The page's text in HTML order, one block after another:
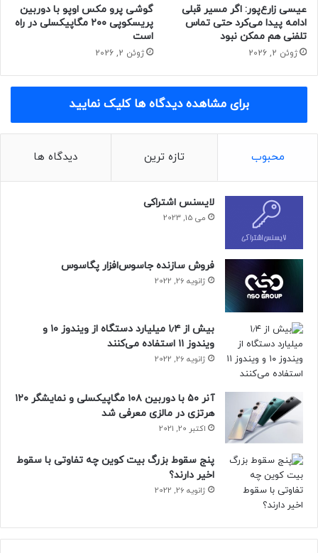
حتما بخوانید :چین مدعی دستاوردی بی‌سابقه در محاسبات
کوانتومی شد
منبع : زومیت
سخت افزار فناوری
عیسی زارع‌پور: اگر مسیر قبلی
ادامه پیدا می‌کرد حتی تماس
تلفنی هم ممکن نبود
ژوئن 2, 2026
گوشی پرو مکس اوپو با دوربین
پریسکوپی ۲۰۰ مگاپیکسلی در راه
است
ژوئن 2, 2026
برای مشاهده دیدگاه ها کلیک نمایید
محبوب تازه ترین دیدگاه ها
لایسنس اشتراکی
می 15, 2023
فروش سازنده جاسوس‌افزار پگاسوس
ژانویه 26, 2022
بیش از ۱٫۴ میلیارد دستگاه از ویندوز ۱۰ و
ویندوز ۱۱ استفاده می‌کنند
ژانویه 26, 2022
آنر ۵۰ با دوربین ۱۰۸ مگاپیکسلی و نمایشگر ۱۲۰
هرتزی در مالزی معرفی شد
اکتبر 20, 2021
پنج سقوط بزرگ بیت کوین چه تفاوتی با سقوط
اخیر دارند؟
ژانویه 26, 2022